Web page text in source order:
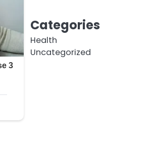
Categories
Health
Uncategorized